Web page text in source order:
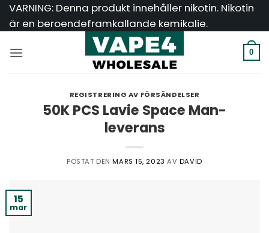
Hoppa
till
VARNING: Denna produkt innehåller nikotin. Nikotin
är en beroendeframkallande kemikalie.
0
REGISTRERING AV FÖRSÄNDELSER
50K PCS Lavie Space Man-
leverans
POSTAT DENMARS 15, 2023 AV DAVID
15
mar